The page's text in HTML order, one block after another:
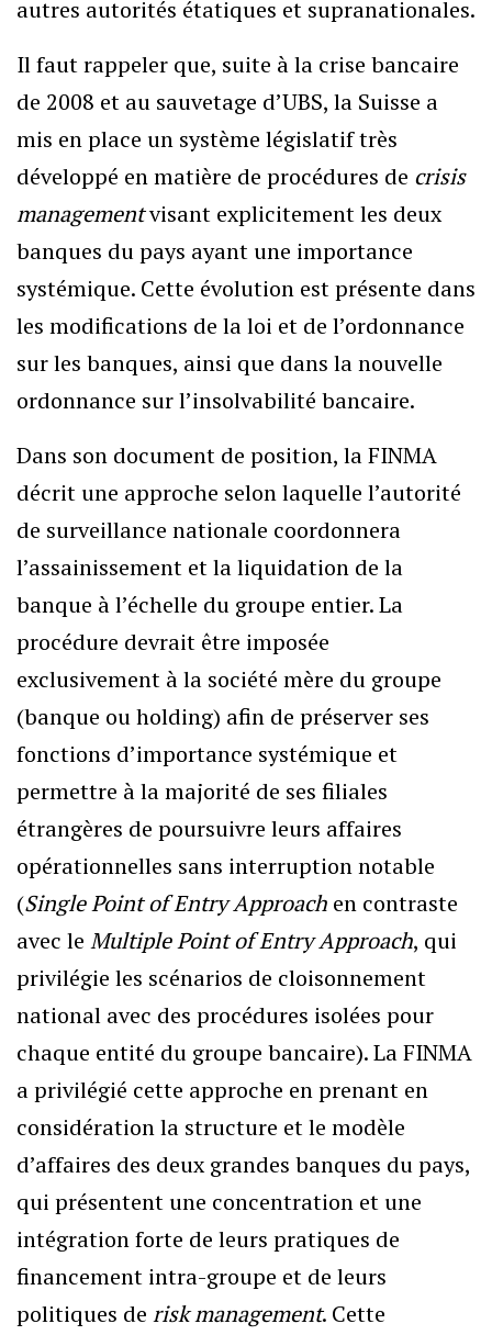
autres autorités étatiques et supranationales.
Il faut rappeler que, suite à la crise bancaire
de 2008 et au sauvetage d’UBS, la Suisse a
mis en place un système législatif très
développé en matière de procédures de crisis
managementvisant explicitement les deux
banques du pays ayant une importance
systémique. Cette évolution est présente dans
les modifications de la loi et de l’ordonnance
sur les banques, ainsi que dans la nouvelle
ordonnance sur l’insolvabilité bancaire.
Dans son document de position, la FINMA
décrit une approche selon laquelle l’autorité
de surveillance nationale coordonnera
l’assainissement et la liquidation de la
banque à l’échelle du groupe entier. La
procédure devrait être imposée
exclusivement à la société mère du groupe
(banque ou holding) afin de préserver ses
fonctions d’importance systémique et
permettre à la majorité de ses filiales
étrangères de poursuivre leurs affaires
opérationnelles sans interruption notable
(Single Point of Entry Approach en contraste
avec le Multiple Point of Entry Approach, qui
privilégie les scénarios de cloisonnement
national avec des procédures isolées pour
chaque entité du groupe bancaire). La FINMA
a privilégié cette approche en prenant en
considération la structure et le modèle
d’affaires des deux grandes banques du pays,
qui présentent une concentration et une
intégration forte de leurs pratiques de
financement intra-groupe et de leurs
politiques de risk management. Cette